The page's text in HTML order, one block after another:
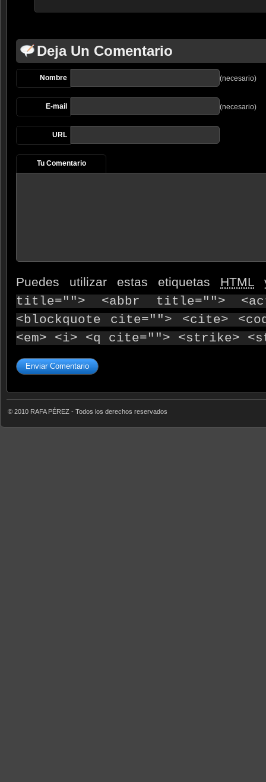
Deja Un Comentario
Nombre (necesario)
E-mail (necesario)
URL
Tu Comentario
Puedes utilizar estas etiquetas HTML
title=""> <abbr title="">
<blockquote cite=""> <cite>
<em> <i> <q cite=""> <strike>
© 2010 RAFA PÉREZ - Todos los derechos reservados